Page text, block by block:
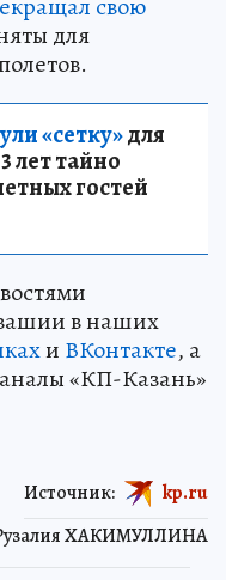
для
«сетку»для
лет тайно
гостей
в наших
и ВКонтакте, а
«КП-Казань»
ХАКИМУЛЛИНА
Источник: kp.ru